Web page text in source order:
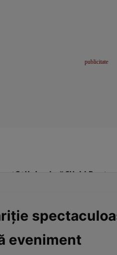
Stil de viațăClick!
Click!
eveniment